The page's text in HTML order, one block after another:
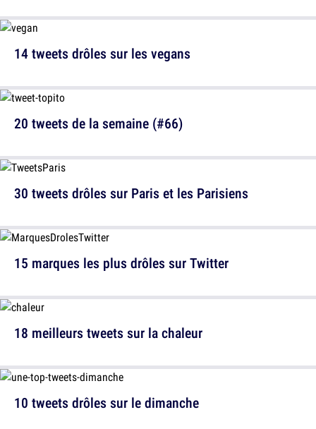
14 tweets drôles sur les vegans
30 tweets drôles sur Paris et les Parisiens
18 meilleurs tweets sur la chaleur
20 tweets de la semaine (#66)
15 marques les plus drôles sur Twitter
10 tweets drôles sur le dimanche